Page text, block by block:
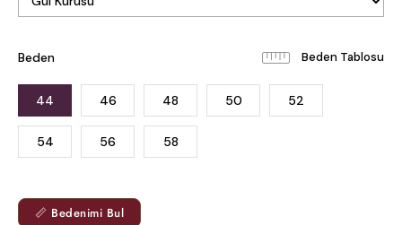
Beden Beden Tablosu
44 46 48 50 52
54 56 58
📏 Bedenimi Bul